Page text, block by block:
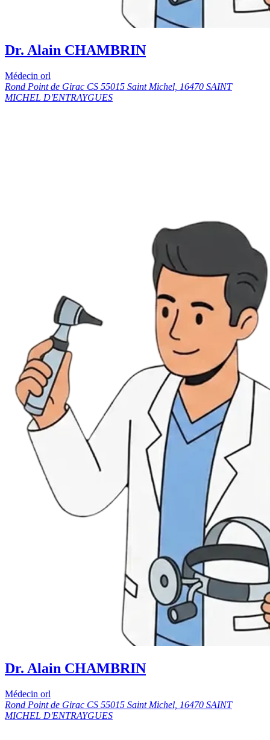
Dr. Alain CHAMBRIN
Médecin orl
Rond Point de Girac CS 55015 Saint Michel, 16470 SAINT
MICHEL D'ENTRAYGUES
Dr. Alain CHAMBRIN
Médecin orl
Rond Point de Girac CS 55015 Saint Michel, 16470 SAINT
MICHEL D'ENTRAYGUES